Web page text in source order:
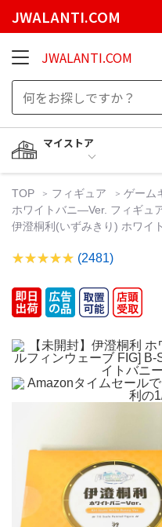
JWALANTI.COM
JWALANTI.COM
マイストア
TOP フィギュア ゲーム
ホワイトバニ―Ver. フィギュ
伊澄桐利(いずみきり) ホワイ
(2481)